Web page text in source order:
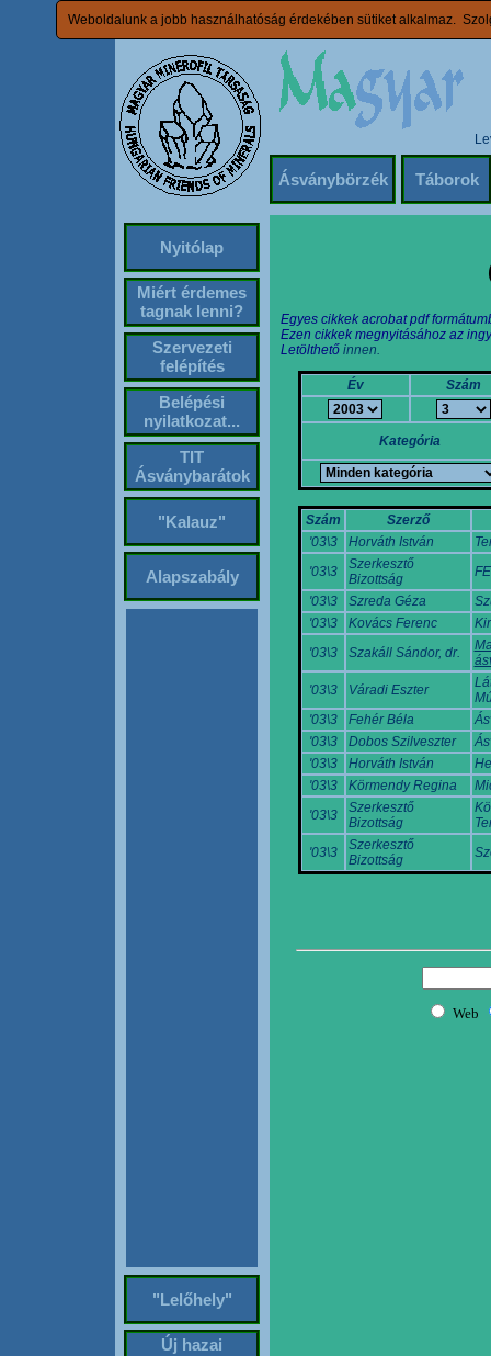
Weboldalunk a jobb használhatóság érdekében sütiket alkalmaz.
Ásványbörzék Táborok
Nyitólap
Miért érdemes
tagnak lenni?
Szervezeti
felépítés
Belépési
nyilatkozat...
TIT
Ásványbarátok
"Kalauz"
Alapszabály
"Lelőhely"
Új hazai
Egyes cikkek acrobat pdf
Ezen cikkek megnyitásához az
Letölthető innen.
Év Szám
Kategória
Szám
Szerző
'03\3
Horváth István
'03\3
Szerkesztő
Bizottság
'03\3
Szreda Géza
'03\3
Kovács Ferenc
'03\3
Szakáll Sándor, dr.
'03\3
Váradi Eszter
'03\3
Fehér Béla
'03\3
Dobos Szilveszter
'03\3
Horváth István
'03\3
Körmendy Regina
'03\3
Szerkesztő
Bizottság
'03\3
Szerkesztő
Bizottság